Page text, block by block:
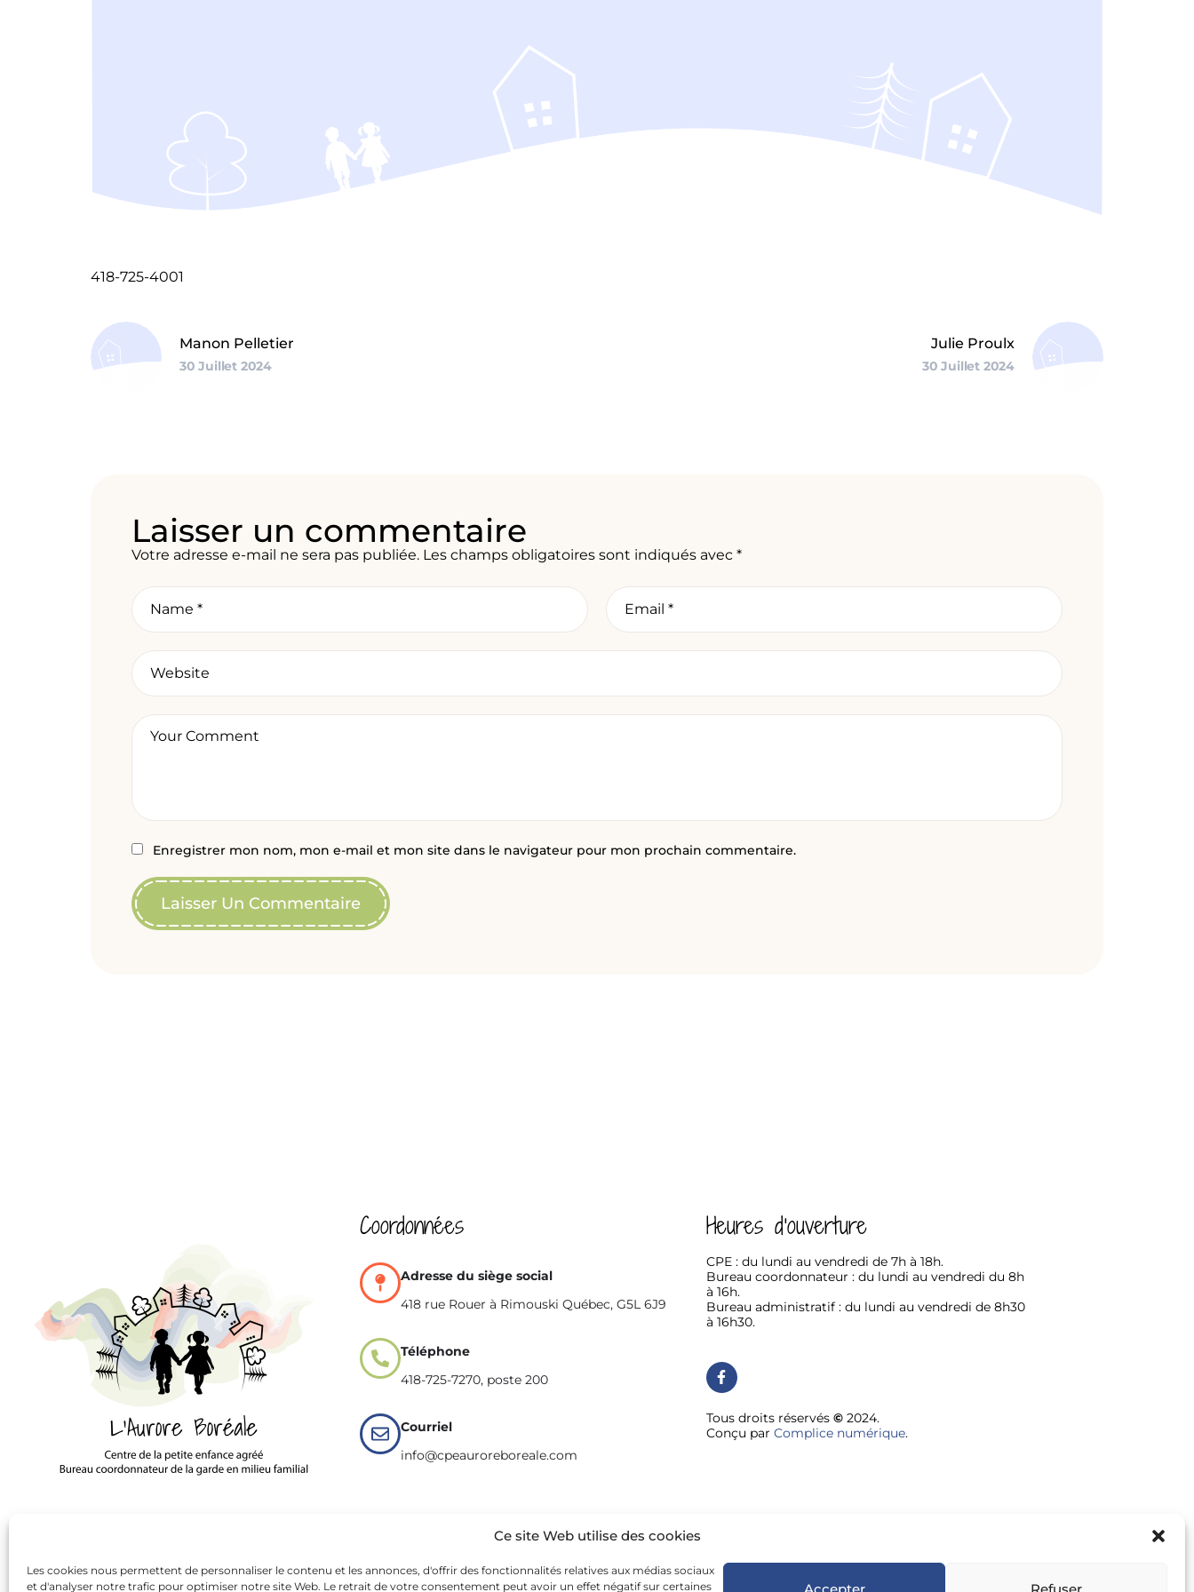
Ce site Web utilise des cookies
Les cookies nous permettent de personnaliser le contenu et les annonces, d'offrir des fonctionnalités relatives aux médias sociaux
et d'analyser notre trafic pour optimiser notre site Web. Le retrait de votre consentement peut avoir un effet négatif sur certaines
418-725-4001
Manon Pelletier
30 Juillet 2024
Julie Proulx
30 Juillet 2024
Laisser un commentaire
Votre adresse e-mail ne sera pas publiée. Les champs obligatoires sont indiqués avec *
Enregistrer mon nom, mon e-mail et mon site dans le navigateur pour mon prochain commentaire.
Coordonnées
Adresse du siège social
418 rue Rouer à Rimouski Québec, G5L 6J9
Téléphone
418-725-7270, poste 200
Courriel
info@cpeauroreboreale.com
Heures d'ouverture
CPE : du lundi au vendredi de 7h à 18h.
Bureau coordonnateur : du lundi au vendredi du 8h
à 16h.
Bureau administratif : du lundi au vendredi de 8h30
à 16h30.
Tous droits réservés © 2024.
Conçu par Complice numérique.